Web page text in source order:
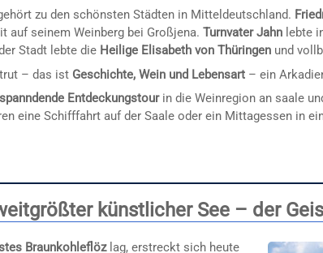
zu den schönsten Städten in Mitteldeutschland.
auf seinem Weinberg bei Großjena.Turnvater Jahn lebte
Stadt lebte die Heilige Elisabeth von Thüringen und
– das ist Geschichte, Wein und Lebensart – ein
spanndende Entdeckungstourin die Weinregion an saale
eine Schifffahrt auf der Saale oder ein Mittagessen in
künstlicher See – der
Braunkohleflözlag, erstreckt sich heute